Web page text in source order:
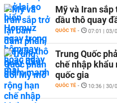
Mỹ và Iran
dầu thô quay
QUỐC TẾ - 07:01 | 03/
Trung Quốc
chế nhập khẩu
quốc gia
QUỐC TẾ - 10:36 | 30/